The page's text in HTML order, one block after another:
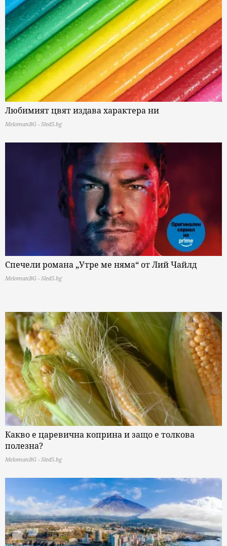
Любимият цвят издава характера ни
MelomanBG - Sled5.bg
Спечели романа „Утре ме няма“ от Лий Чайлд
MelomanBG - Sled5.bg
Какво е царевична коприна и защо е толкова
полезна?
MelomanBG - Sled5.bg